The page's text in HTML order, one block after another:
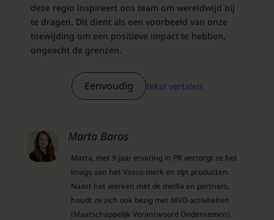
deze regio inspireert ons team om wereldwijd bij
te dragen. Dit dient als een voorbeeld van onze
toewijding om een positieve impact te hebben,
ongeacht de grenzen.
Eenvoudig tekst vertalen
Marta Baros
Marta, met 9 jaar ervaring in PR verzorgt ze het
imago van het Vasco-merk en zijn producten.
Naast het werken met de media en partners,
houdt ze zich ook bezig met MVO-activiteiten
(Maatschappelijk Verantwoord Ondernemen).